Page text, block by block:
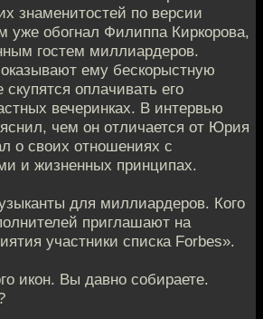
знаменитостей по версии
уже обогнал Филиппа Киркорова,
гостем миллиардеров.
ему бескорыстную
оплачивать его
вечеринках. В интервью
чем он отличается от Юрия
о своих отношениях с
и жизненных принципах.
для миллиардеров. Кого
приглашают на
участники списка Forbes».
икон. Вы давно собираете.